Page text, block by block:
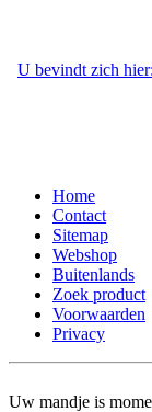
U bevindt zich
Home
Contact
Sitemap
Webshop
Buitenlands
Zoek product
Voorwaarden
Privacy
Uw mandje is